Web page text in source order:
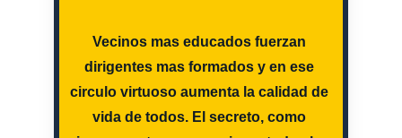
Vecinos mas educados fuerzan
dirigentes mas formados y en ese
circulo virtuoso aumenta la calidad de
vida de todos. El secreto, como